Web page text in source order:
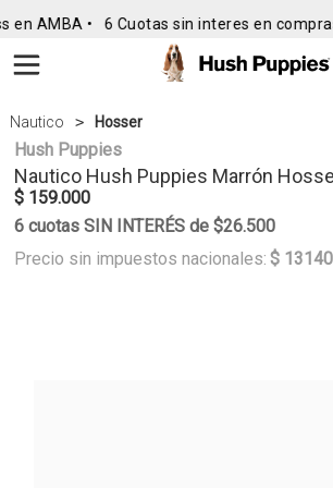
en AMBA • 6 Cuotas sin interes en
Nautico Hosser
Hush Puppies
Nautico Hush Puppies Marrón
$ 159.000
6 cuotas SIN INTERÉS de $26.500
Precio sin impuestos nacionales: $